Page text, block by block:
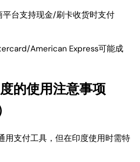
平台支持现金/刷卡收货时支付
American Express可能成
的使用注意事项
用支付工具，但在印度使用时需特